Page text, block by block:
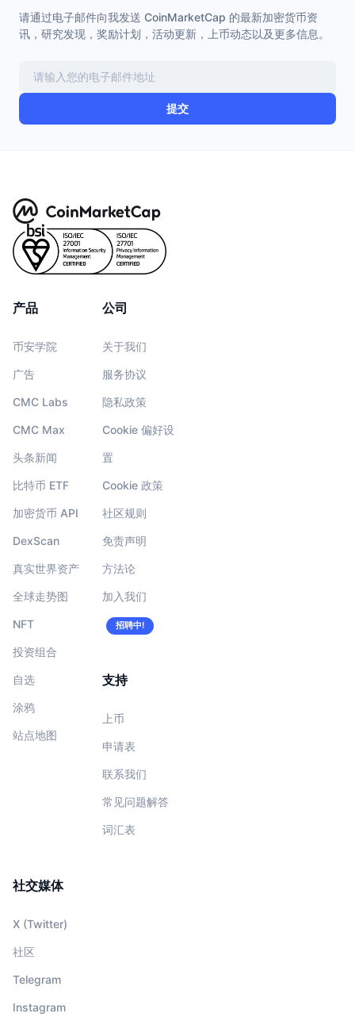
请通过电子邮件向我发送 CoinMarketCap 的最新加密货币资
讯，研究发现，奖励计划，活动更新，上币动态以及更多信息。
提交
产品
币安学院
广告
CMC Labs
CMC Max
头条新闻
比特币 ETF
加密货币 API
DexScan
真实世界资产
全球走势图
NFT
投资组合
自选
涂鸦
站点地图
公司
关于我们
服务协议
隐私政策
Cookie 偏好设
置
Cookie 政策
社区规则
免责声明
方法论
加入我们
招聘中!
支持
上币
申请表
联系我们
常见问题解答
词汇表
社交媒体
X (Twitter)
社区
Telegram
Instagram